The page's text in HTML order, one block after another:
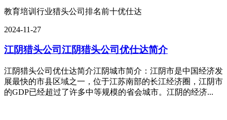
教育培训行业猎头公司排名前十优仕达
2024-11-27
江阴猎头公司江阴猎头公司优仕达简介
江阴猎头公司优仕达简介江阴城市简介：江阴市是中国经济发
展最快的市县区域之一，位于江苏南部的长江经济圈，江阴市
的GDP已经超过了许多中等规模的省会城市。江阴的经济...